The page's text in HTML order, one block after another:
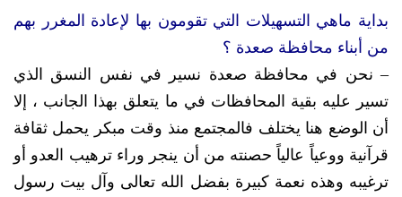
بداية ماهي التسهيلات التي تقومون بها لإعادة المغرر بهم
من أبناء محافظة صعدة ؟
– نحن في محافظة صعدة نسير في نفس النسق الذي
تسير عليه بقية المحافظات في ما يتعلق بهذا الجانب ، إلا
أن الوضع هنا يختلف فالمجتمع منذ وقت مبكر يحمل ثقافة
قرآنية ووعياً عالياً حصنته من أن ينجر وراء ترهيب العدو أو
ترغيبه وهذه نعمة كبيرة بفضل الله تعالى وآل بيت رسول